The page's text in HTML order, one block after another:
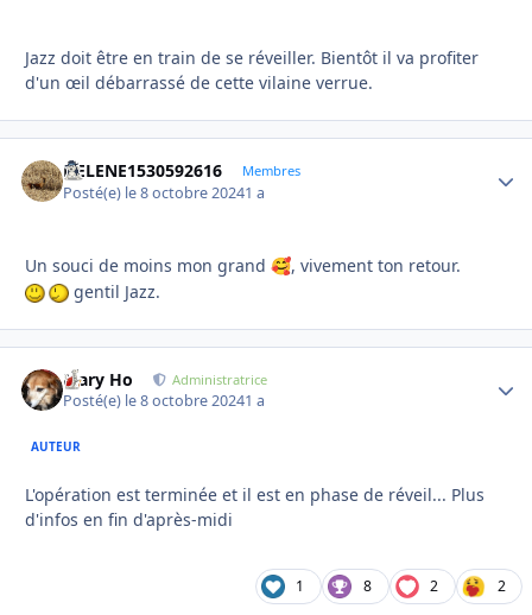
Jazz doit être en train de se réveiller. Bientôt il va profiter
d'un œil débarrassé de cette vilaine verrue.
HELENE1530592616 Membres
Posté(e) le 8 octobre 20241 a
Un souci de moins mon grand 🥰, vivement ton retour.
gentil Jazz.
Mary Ho Administratrice
Posté(e) le 8 octobre 20241 a
AUTEUR
L'opération est terminée et il est en phase de réveil... Plus
d'infos en fin d'après-midi
1 8 2 2